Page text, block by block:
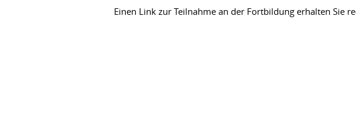
Einen Link zur Teilnahme an der Fortbildung erhalten Sie